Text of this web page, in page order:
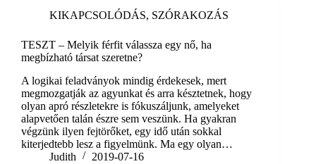
KIKAPCSOLÓDÁS, SZÓRAKOZÁS
TESZT – Melyik férfit válassza egy nő, ha
megbízható társat szeretne?
A logikai feladványok mindig érdekesek, mert
megmozgatják az agyunkat és arra késztetnek, hogy
olyan apró részletekre is fókuszáljunk, amelyeket
alapvetően talán észre sem veszünk. Ha gyakran
végzünk ilyen fejtörőket, egy idő után sokkal
kiterjedtebb lesz a figyelmünk. Ma egy olyan…
Judith
2019-07-16